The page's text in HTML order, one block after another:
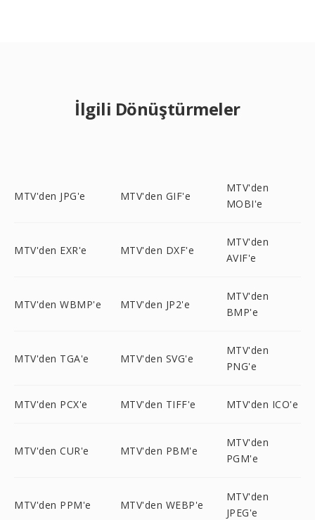
İlgili Dönüştürmeler
MTV'den JPG'e MTV'den GIF'e
MTV'den
MOBI'e
MTV'den EXR'e MTV'den DXF'e
MTV'den
AVIF'e
MTV'den WBMP'e MTV'den JP2'e
MTV'den
BMP'e
MTV'den TGA'e MTV'den SVG'e
MTV'den
PNG'e
MTV'den PCX'e MTV'den TIFF'e MTV'den ICO'e
MTV'den CUR'e MTV'den PBM'e
MTV'den
PGM'e
MTV'den PPM'e MTV'den WEBP'e
MTV'den
JPEG'e